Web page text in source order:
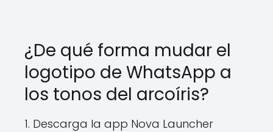
¿De qué forma mudar el
logotipo de WhatsApp a
los tonos del arcoíris?
1. Descarga la app Nova Launcher